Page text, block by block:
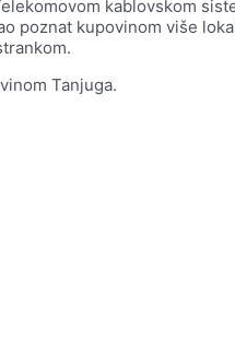
kablovskom
poznat kupovinom više
Tanjuga.